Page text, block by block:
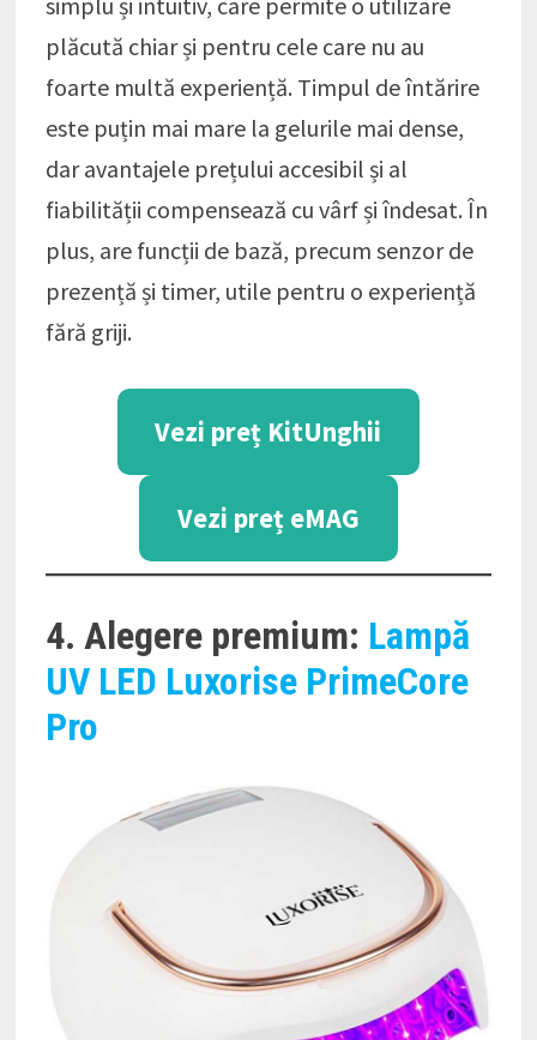
plăcută chiar și pentru cele care nu au
foarte multă experiență. Timpul de întărire
este puțin mai mare la gelurile mai dense,
dar avantajele prețului accesibil și al
fiabilității compensează cu vârf și îndesat. În
plus, are funcții de bază, precum senzor de
prezență și timer, utile pentru o experiență
fără griji.
Vezi preț KitUnghii
Vezi preț eMAG
4. Alegere premium: Lampă
UV LED Luxorise PrimeCore
Pro